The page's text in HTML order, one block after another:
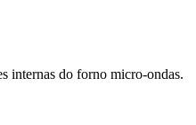
internas do forno micro-ondas.